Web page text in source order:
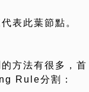
表此葉節點。
方法有很多，首
Rule分割：